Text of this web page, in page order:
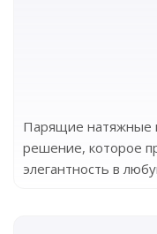
Парящие натяжные
решение, которое
элегантность в